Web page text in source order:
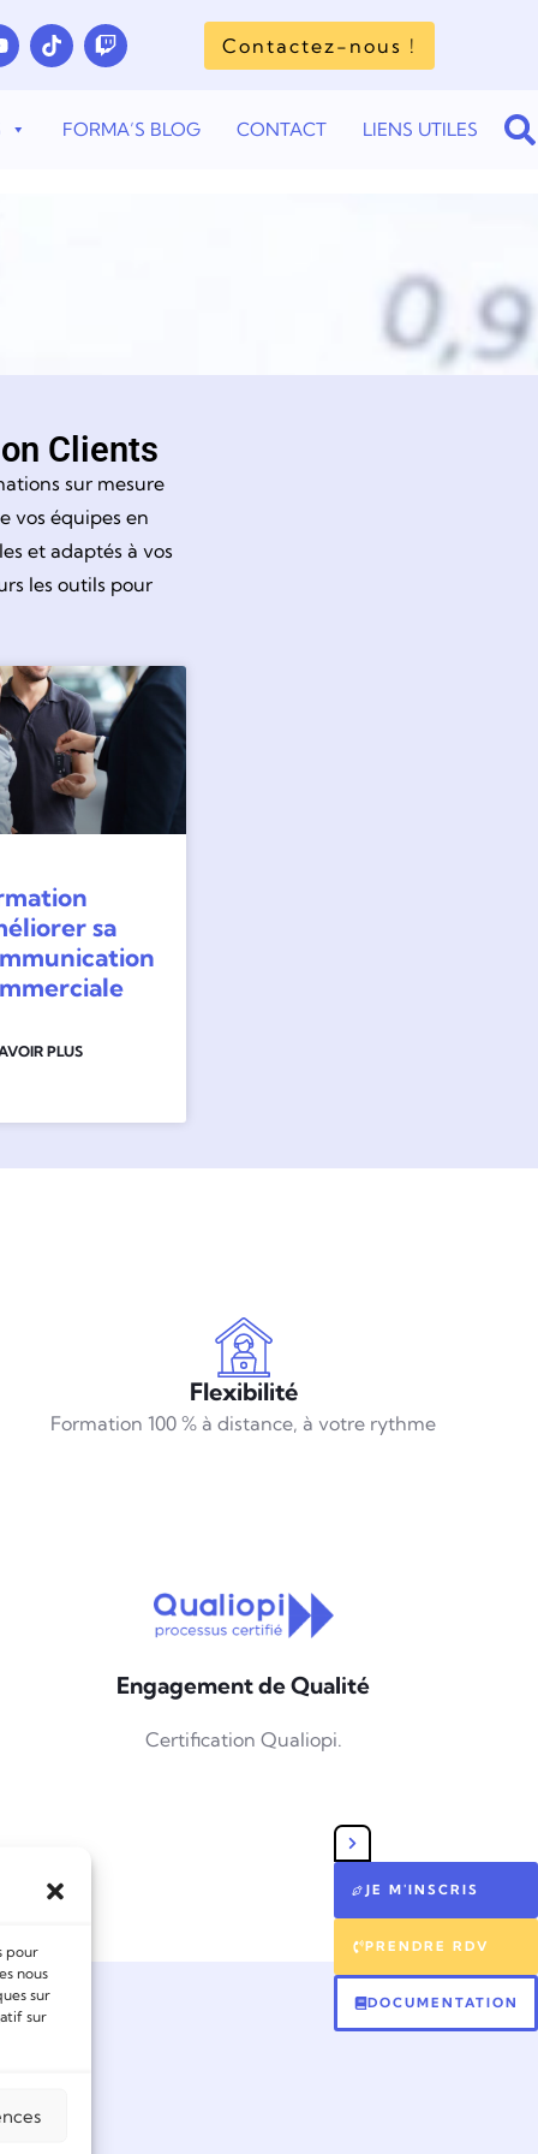
pour
nous
sur
sur
JE M'INSCRIS
PRENDRE RDV
DOCUMENTATION
Contactez-nous !
FORMA’S BLOG CONTACT LIENS UTILES
Clients
sur mesure
vos équipes en
et adaptés à vos
les outils pour
sa
PLUS
Flexibilité
Formation 100 % à distance, à votre rythme
Engagement de Qualité
Certification Qualiopi.